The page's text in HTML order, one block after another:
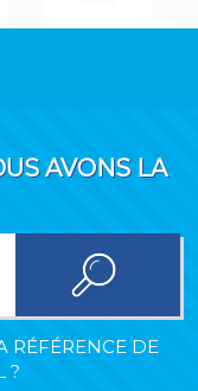
AVONS LA
RÉFÉRENCE DE
?